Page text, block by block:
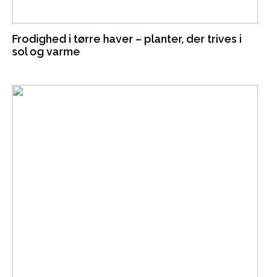
Frodighed i tørre haver – planter, der trives i
sol og varme